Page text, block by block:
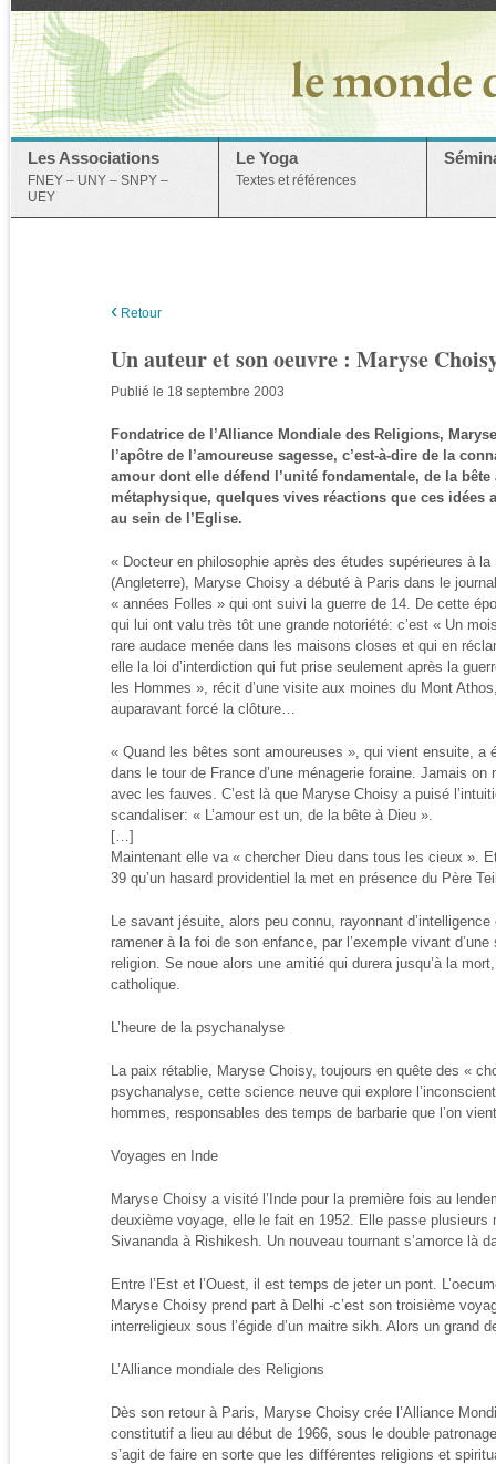
Les Associations
FNEY – UNY – SNPY –
UEY
Le Yoga
Textes et références
‹ Retour
Un auteur et son oeuvre : Maryse
Publié le 18 septembre 2003
Fondatrice de l’Alliance Mondiale des Religions,
l’apôtre de l’amoureuse sagesse, c’est-à-dire de la
amour dont elle défend l’unité fondamentale, de la
métaphysique, quelques vives réactions que ces idées
au sein de l’Eglise.
« Docteur en philosophie après des études supérieures à la
(Angleterre), Maryse Choisy a débuté à Paris dans le
« années Folles » qui ont suivi la guerre de 14. De cette
qui lui ont valu très tôt une grande notoriété: c’est « Un
rare audace menée dans les maisons closes et qui en
elle la loi d’interdiction qui fut prise seulement après la
les Hommes », récit d’une visite aux moines du Mont
auparavant forcé la clôture…
« Quand les bêtes sont amoureuses », qui vient ensuite, a
dans le tour de France d’une ménagerie foraine. Jamais on
avec les fauves. C’est là que Maryse Choisy a puisé
scandaliser: « L’amour est un, de la bête à Dieu ».
[…]
Maintenant elle va « chercher Dieu dans tous les cieux ».
39 qu’un hasard providentiel la met en présence du Père
Le savant jésuite, alors peu connu, rayonnant
ramener à la foi de son enfance, par l’exemple vivant
religion. Se noue alors une amitié qui durera jusqu’à la
catholique.
L’heure de la psychanalyse
La paix rétablie, Maryse Choisy, toujours en quête des «
psychanalyse, cette science neuve qui explore
hommes, responsables des temps de barbarie que l’on
Voyages en Inde
Maryse Choisy a visité l’Inde pour la première fois au
deuxième voyage, elle le fait en 1952. Elle passe plusieurs
Sivananda à Rishikesh. Un nouveau tournant s’amorce là
Entre l’Est et l’Ouest, il est temps de jeter un pont.
Maryse Choisy prend part à Delhi -c’est son troisième
interreligieux sous l’égide d’un maitre sikh. Alors un grand
L’Alliance mondiale des Religions
Dès son retour à Paris, Maryse Choisy crée l’Alliance
constitutif a lieu au début de 1966, sous le double
s’agit de faire en sorte que les différentes religions et